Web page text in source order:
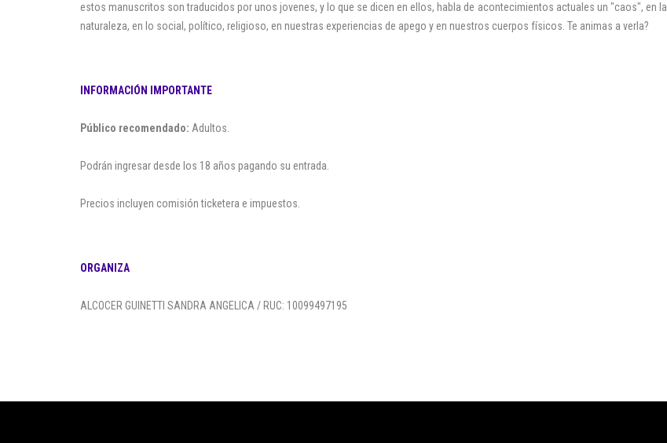
estos manuscritos son traducidos por unos jovenes, y lo que se dicen en ellos, habla de acontecimientos actuales un "caos", en la
naturaleza, en lo social, político, religioso, en nuestras experiencias de apego y en nuestros cuerpos físicos. Te animas a verla?
INFORMACIÓN IMPORTANTE
Público recomendado: Adultos.
Podrán ingresar desde los 18 años pagando su entrada.
Precios incluyen comisión ticketera e impuestos.
ORGANIZA
ALCOCER GUINETTI SANDRA ANGELICA / RUC: 10099497195